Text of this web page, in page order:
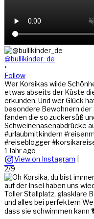
@bullikinder_de
•
Follow
Wer Korsikas wilde
etwas abseits der Küste
erkunden. Und wer Glück
besondere Bewohnern der
fanden die so zuckersüß
Schweinenasenabdrücke
#urlaubmitkindern
#reiseblogger
1 Jahr ago
View on Instagram
2/9